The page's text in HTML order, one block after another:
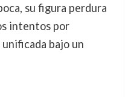
su figura perdura
intentos por
bajo un